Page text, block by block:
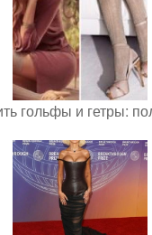
гольфы и гетры: